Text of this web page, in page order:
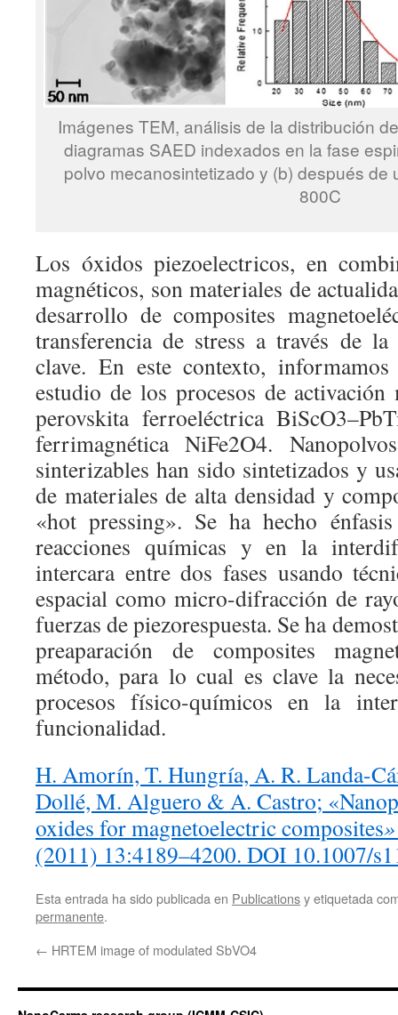
Imágenes TEM, análisis de la distribución
diagramas SAED indexados en la fase
polvo mecanosintetizado y (b) después de
800C
Los óxidos piezoelectricos, en
magnéticos, son materiales de
desarrollo de composites
transferencia de stress a través de
clave. En este contexto,
estudio de los procesos de activación
perovskita ferroeléctrica
ferrimagnética NiFe2O4.
sinterizables han sido sintetizados y
de materiales de alta densidad y
«hot pressing». Se ha hecho
reacciones químicas y en la
intercara entre dos fases usando
espacial como micro-difracción de
fuerzas de piezorespuesta. Se ha
preaparación de composites
método, para lo cual es clave la
procesos físico-químicos en la
funcionalidad.
H. Amorín, T. Hungría, A. R. Landa-
Dollé, M. Alguero & A. Castro;
oxides for magnetoelectric composites
(2011) 13:4189–4200. DOI 10.1007/
Esta entrada ha sido publicada en Publicationsy etiquetada
permanente.
← HRTEM image of modulated SbVO4